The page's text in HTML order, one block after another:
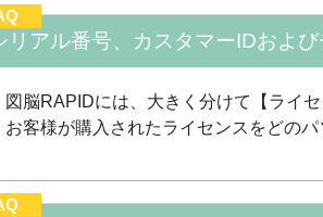
リアル番号、カスタマーIDおよ
図脳RAPIDには、大きく分けて【ライ
お客様が購入されたライセンスをどの